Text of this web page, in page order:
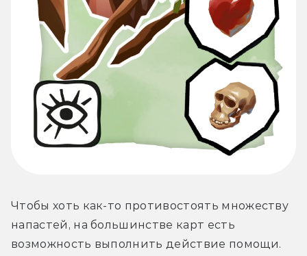
Чтобы хоть как-то противостоять множеству
напастей, на большинстве карт есть
возможность выполнить действие помощи.